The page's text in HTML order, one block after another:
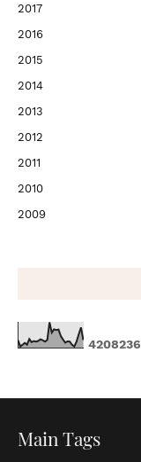
2017
2016
2015
2014
2013
2012
2011
2010
2009
4208236
Main Tags